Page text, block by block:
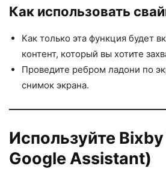
Как использовать
Как только эта функция будет
контент, который вы хотите
Проведите ребром ладони по
снимок экрана.
Используйте
Google Assistant)